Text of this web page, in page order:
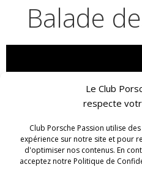
Le Club
respecte
Club Porsche Passion utilise
expérience sur notre site et pour
d'optimiser nos contenus. En
acceptez notre Politique de
Balade